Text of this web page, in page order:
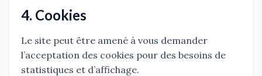
4. Cookies
Le site peut être amené à vous demander
l’acceptation des cookies pour des besoins de
statistiques et d’affichage.